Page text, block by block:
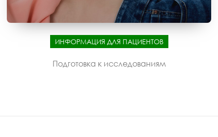
ИНФОРМАЦИЯ ДЛЯ ПАЦИЕНТОВ
Подготовка к исследованиям